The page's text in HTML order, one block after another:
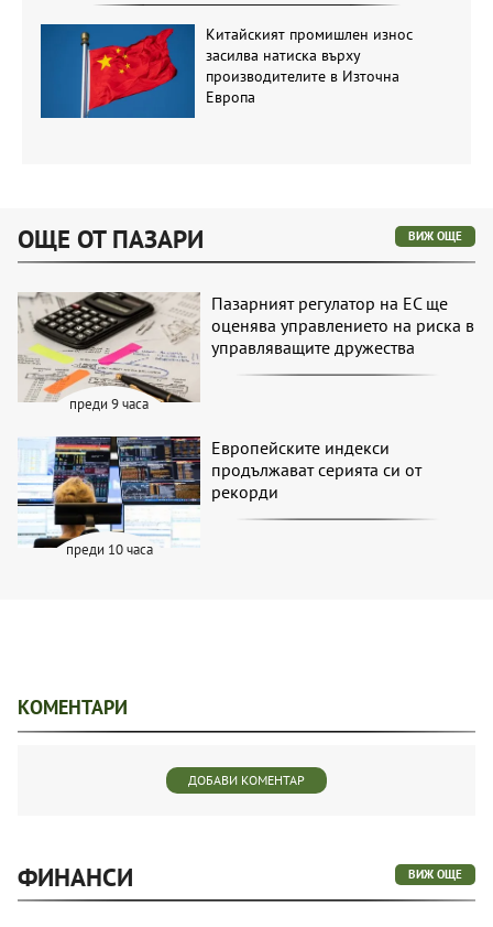
Китайският промишлен износ
засилва натиска върху
производителите в Източна
Европа
ОЩЕ ОТ ПАЗАРИ ВИЖ ОЩЕ
преди 9 часа
Пазарният регулатор на ЕС ще
оценява управлението на риска в
управляващите дружества
преди 10 часа
Европейските индекси
продължават серията си от
рекорди
КОМЕНТАРИ
ДОБАВИ КОМЕНТАР
ФИНАНСИ ВИЖ ОЩЕ